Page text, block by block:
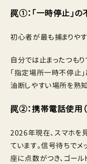
罠①：「一時停止」
初心者が最も捕まりや
自分では止まったつも
「指定場所一時不停止」
油断しやすい場所を熟知
罠②：携帯電話使用
2026年現在、スマホを
ています。信号待ちで
座に点数がつき、ゴール